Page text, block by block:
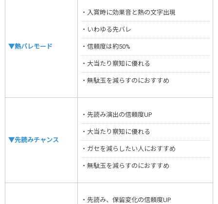
▼熱バレモード
・入賞時に効果音と熱の文字出現
・いわゆる先バレ
・信頼度は約50%
・大当たり察知に優れる
・無駄玉を減らすのにおすすめ
▼先読みチャンス
・先読み演出の信頼度UP
・大当たり察知に優れる
・ガセを減らしたい人におすすめ
・無駄玉を減らすのにおすすめ
・先読み、保留変化の信頼度UP